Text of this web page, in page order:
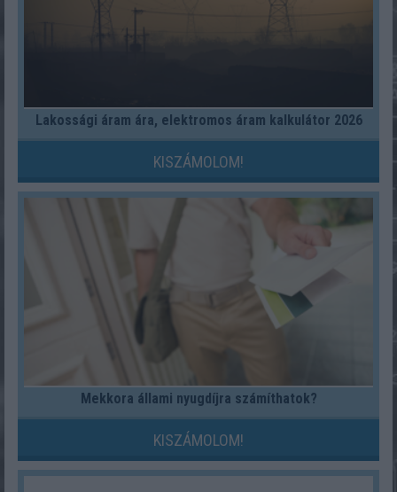
Lakossági áram ára, elektromos áram kalkulátor 2026
KISZÁMOLOM!
Mekkora állami nyugdíjra számíthatok?
KISZÁMOLOM!